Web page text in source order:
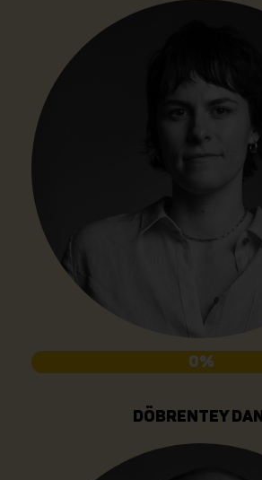
0%
DÖBRENTEY DANI